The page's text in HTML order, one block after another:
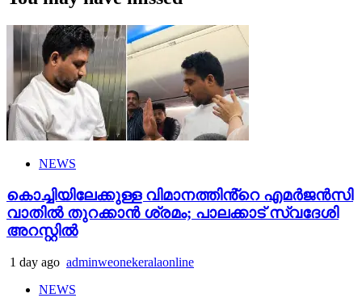
NEWS
കൊച്ചിയിലേക്കുള്ള വിമാനത്തിൻ്റെ എമര്‍ജന്‍സി
വാതില്‍ തുറക്കാന്‍ ശ്രമം; പാലക്കാട് സ്വദേശി
അറസ്റ്റില്‍
1 day ago adminweonekeralaonline
NEWS